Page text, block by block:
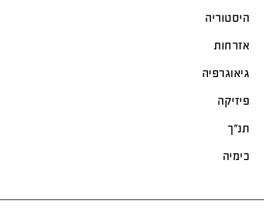
היסטוריה
אזרחות
גיאוגרפיה
פיזיקה
תנ"ך
כימיה